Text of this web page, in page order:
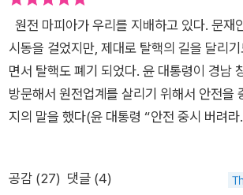
군이 여기 들어왔을 때 그때가 정말 위험했지
요? 해가 나고 날씨가 좋으니 우리는 텃밭을
주민들은 몇 년, 몇 십 년에 걸쳐 방사능 피폭
에 시달려야 했다. 그리고 무고했던 시민들을 지키기 위해, 재난
의 영향을 최소화하기 위해 건강과 목숨을 희
들이 있었다. 체르노빌이라 불리는 아마겟돈
찰관, 소방관, 광부와 노동자 들은 핵용광로
사능을 내뿜는 원자로의 지붕 위에 오르고,
원전 마피아가 우리를 지배하고 있다. 문재
시동을 걸었지만, 제대로 탈핵의 길을 달리
면서 탈핵도 폐기 되었다. 윤 대통령이 경남
방문해서 원전업계를 살리기 위해서 안전을
지의 말을 했다(윤 대통령 “안전 중시 버려
어긋나는 말을 설마 국민의 절대 다수의 지지
했을지 의문이 들정도로 충격적이었다. 뒷걸
공감 (27) 댓글 (4)